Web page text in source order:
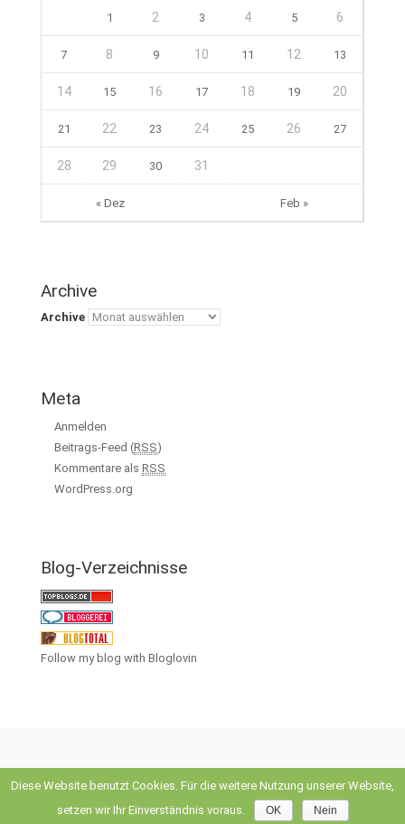
« Dez Feb »
1 2 3 4 5 6
7 8 9 10 11 12 13
14 15 16 17 18 19 20
21 22 23 24 25 26 27
28 29 30 31
Archive
Archive
Meta
Anmelden
Beitrags-Feed (RSS)
Kommentare als RSS
WordPress.org
Blog-Verzeichnisse
Follow my blog with Bloglovin
theme by Theme4Press • Powered byWordPress
Diese Website benutzt Cookies. Für die weitere Nutzung unserer Website,
setzen wir Ihr Einverständnis voraus.
OK Nein